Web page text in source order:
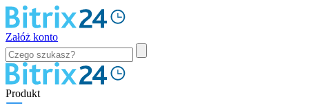
Załóż konto
Produkt